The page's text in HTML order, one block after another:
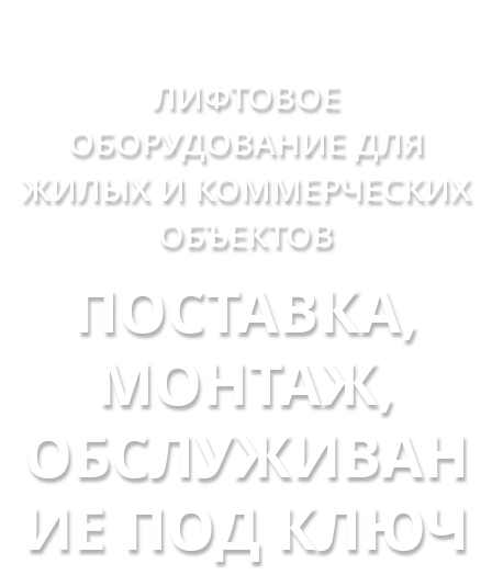
ЛИФТОВОЕ
ОБОРУДОВАНИЕ ДЛЯ
ЖИЛЫХ И КОММЕРЧЕСКИХ
ОБЪЕКТОВ
ПОСТАВКА,
МОНТАЖ,
ОБСЛУЖИВАН
ИЕ ПОД КЛЮЧ